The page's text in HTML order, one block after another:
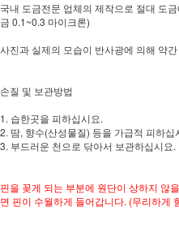
국내 도금전문 업체의 제작으로 절대 도
금 0.1~0.3 마이크론)
사진과 실제의 모습이 반사광에 의해 약
손질 및 보관방법
1. 습한곳을 피하십시요.
2. 땀, 향수(산성물질) 등을 가급적 피하십
3. 부드러운 천으로 닦아서 보관하십시요.
핀을 꽂게 되는 부분에 원단이 상하지 않
면 핀이 수월하게 들어갑니다. (무리하게